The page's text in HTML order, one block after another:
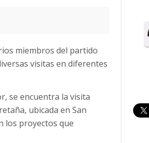
miembros del partido
visitas en diferentes
se encuentra la visita
ubicada en San
los proyectos que